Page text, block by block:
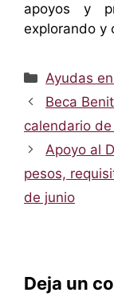
apoyos y
explorando y
Categorías
Ayudas
Beca
calendario
Apoyo al
pesos,
de junio
Deja un